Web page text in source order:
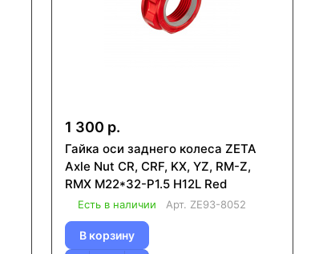
1 300 р.
Гайка оси заднего колеса ZETA
Axle Nut CR, CRF, KX, YZ, RM-Z,
RMX M22*32-P1.5 H12L Red
Есть в наличии Арт. ZE93-8052
В корзину